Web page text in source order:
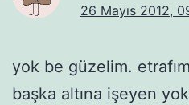
26 Mayıs 2012,
yok be güzelim.
başka altına işeyen